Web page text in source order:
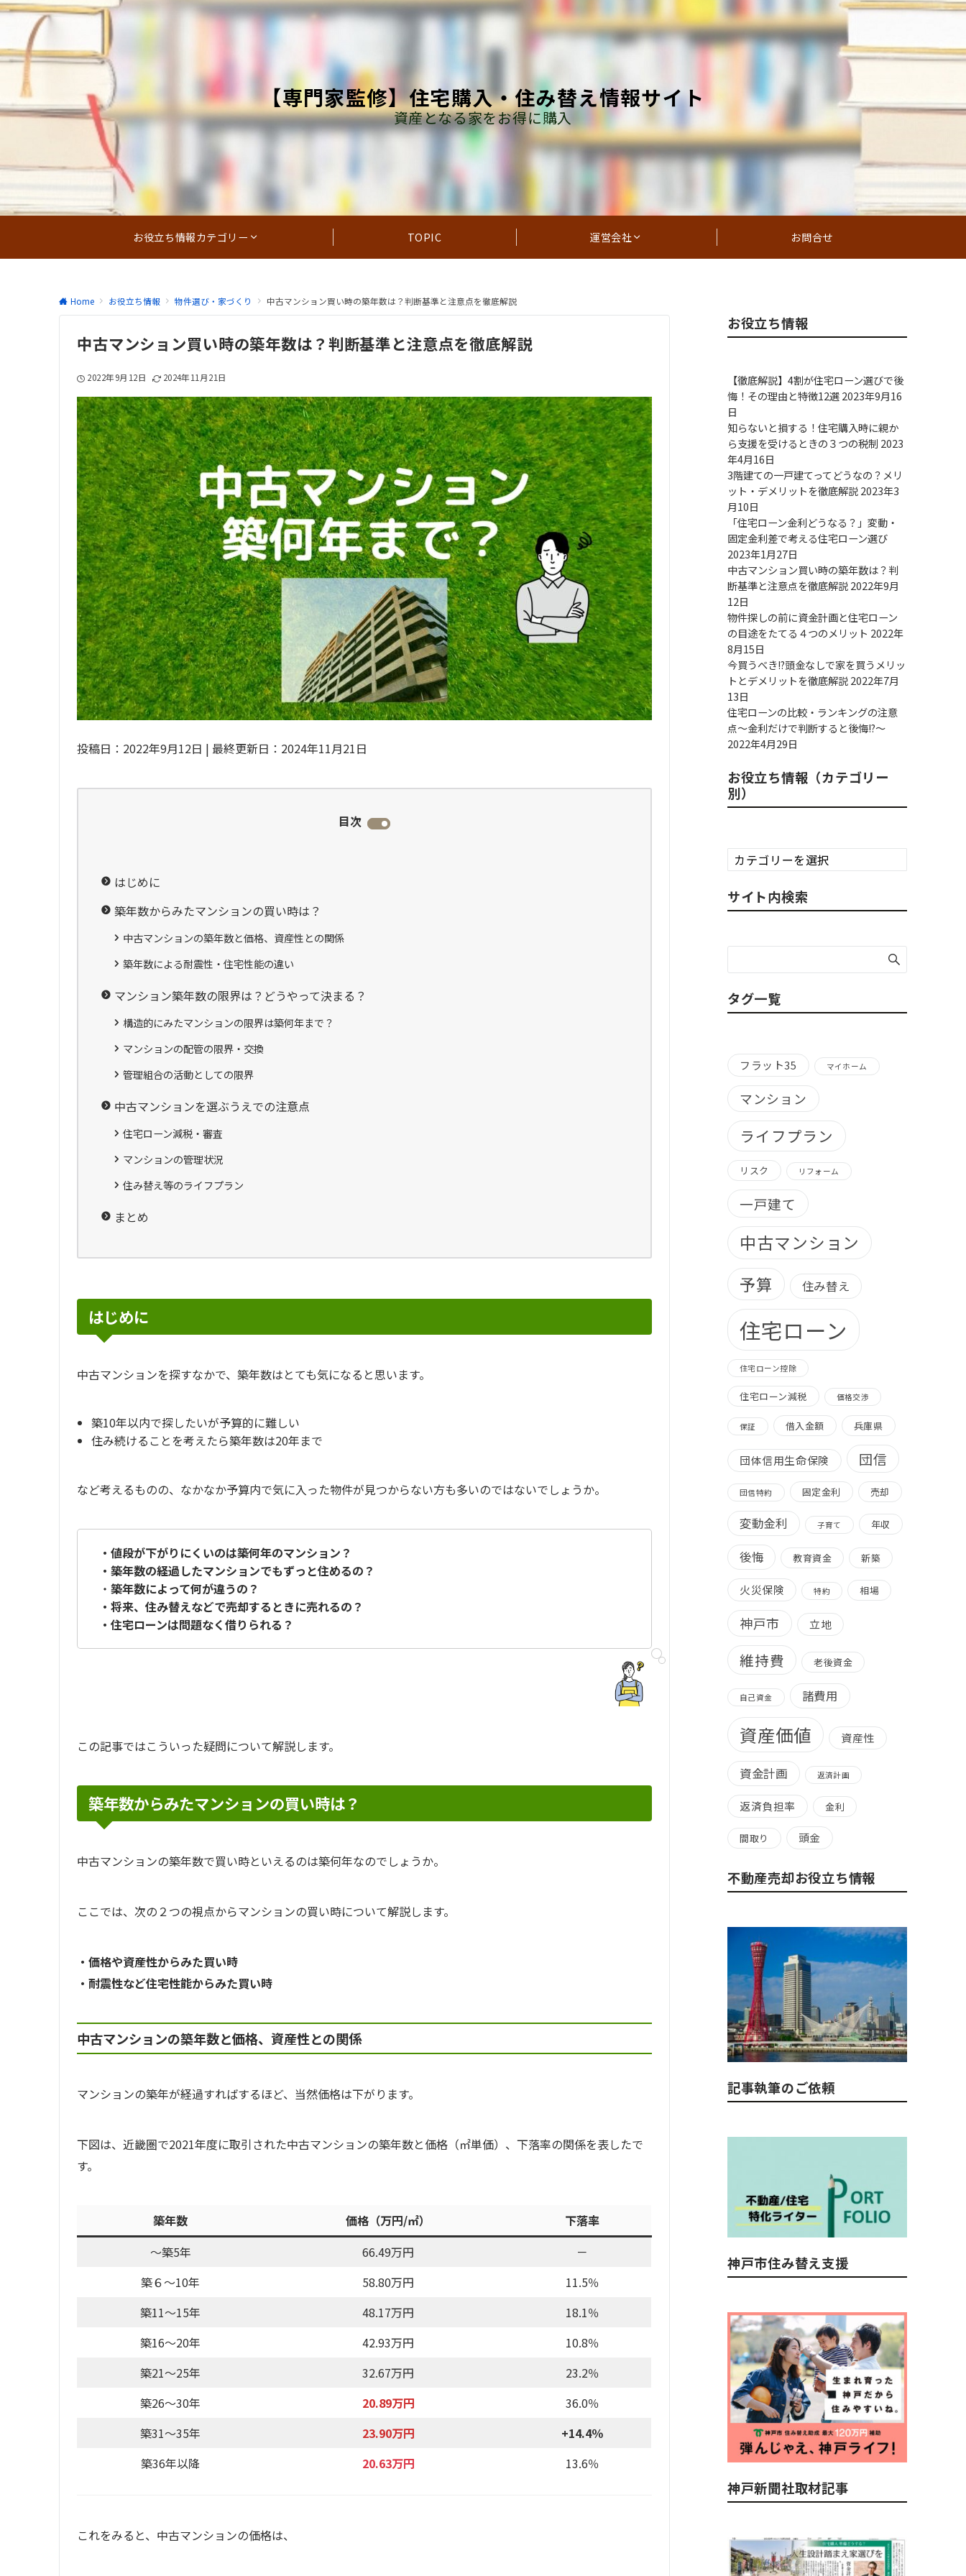
【専門家監修】住宅購入・住み替え情報サイト
資産となる家をお得に購入
お役立ち情報カテゴリー TOPIC 運営会社 お問合せ
Home お役立ち情報 物件選び・家づくり 中古マンション買い時の築年数は？判断基準と注意点を徹底解説
中古マンション買い時の築年数は？判断基準と注意点を徹底解説
2022年9月12日 2024年11月21日
投稿日：2022年9月12日 | 最終更新日：2024年11月21日
目次
はじめに
築年数からみたマンションの買い時は？
中古マンションの築年数と価格、資産性との関係
築年数による耐震性・住宅性能の違い
マンション築年数の限界は？どうやって決まる？
構造的にみたマンションの限界は築何年まで？
マンションの配管の限界・交換
管理組合の活動としての限界
中古マンションを選ぶうえでの注意点
住宅ローン減税・審査
マンションの管理状況
住み替え等のライフプラン
まとめ
はじめに
中古マンションを探すなかで、築年数はとても気になると思います。
築10年以内で探したいが予算的に難しい
住み続けることを考えたら築年数は20年まで
など考えるものの、なかなか予算内で気に入った物件が見つからない方も多いのではないでしょうか。
・値段が下がりにくいのは築何年のマンション？
・築年数の経過したマンションでもずっと住めるの？
・ 築年数によって何が違うの？
・将来、住み替えなどで売却するときに売れるの？
・住宅ローンは問題なく借りられる？
この記事ではこういった疑問について解説します。
築年数からみたマンションの買い時は？
中古マンションの築年数で買い時といえるのは築何年なのでしょうか。
ここでは、次の２つの視点からマンションの買い時について解説します。
・価格や資産性からみた買い時
・耐震性など住宅性能からみた買い時
中古マンションの築年数と価格、資産性との関係
マンションの築年が経過すればするほど、当然価格は下がります。
下図は、近畿圏で2021年度に取引された中古マンションの築年数と価格（㎡単価）、下落率の関係を表したで
す。
築年数 価格（万円/㎡）
下落率
～築5年
66.49万円
－
築６～10年
58.80万円
11.5％
築11～15年
48.17万円
18.1％
築16～20年
42.93万円
10.8％
築21～25年
32.67万円
23.2％
築26～30年
20.89万円
36.0％
築31～35年
23.90万円
+14.4％
築36年以降
20.63万円 13.6％
これをみると、中古マンションの価格は、
お役立ち情報
【徹底解説】4割が住宅ローン選びで後
悔！その理由と特徴12選 2023年9月16
日
知らないと損する！住宅購入時に親か
ら支援を受けるときの３つの税制 2023
年4月16日
3階建ての一戸建てってどうなの？メリ
ット・デメリットを徹底解説 2023年3
月10日
「住宅ローン金利どうなる？」変動・
固定金利差で考える住宅ローン選び
2023年1月27日
中古マンション買い時の築年数は？判
断基準と注意点を徹底解説 2022年9月
12日
物件探しの前に資金計画と住宅ローン
の目途をたてる４つのメリット 2022年
8月15日
今買うべき!?頭金なしで家を買うメリッ
トとデメリットを徹底解説 2022年7月
13日
住宅ローンの比較・ランキングの注意
点～金利だけで判断すると後悔!?～
2022年4月29日
お役立ち情報（カテゴリー
別）
お
役
ち
情
（カ
ゴ
リ
ー
サイト内検索
タグ一覧
フラット35 マイホーム
マンション
ライフプラン
リスク リフォーム
一戸建て
中古マンション
予算 住み替え
住宅ローン
住宅ローン控除
住宅ローン減税 価格交渉
保証 借入金額 兵庫県
団体信用生命保険 団信
団信特約 固定金利 売却
変動金利 子育て 年収
後悔 教育資金 新築
火災保険 特約 相場
神戸市 立地
維持費 老後資金
自己資金 諸費用
資産価値 資産性
資金計画 返済計画
返済負担率 金利
間取り 頭金
不動産売却お役立ち情報
記事執筆のご依頼
神戸市住み替え支援
神戸新聞社取材記事